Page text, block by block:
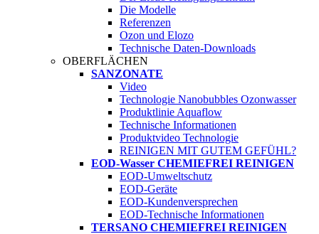
Die Modelle
Referenzen
Ozon und Elozo
Technische Daten-Downloads
OBERFLÄCHEN
SANZONATE
Video
Technologie Nanobubbles Ozonwasser
Produktlinie Aquaflow
Technische Informationen
Produktvideo Technologie
REINIGEN MIT GUTEM GEFÜHL?
EOD-Wasser CHEMIEFREI REINIGEN
EOD-Umweltschutz
EOD-Geräte
EOD-Kundenversprechen
EOD-Technische Informationen
TERSANO CHEMIEFREI REINIGEN